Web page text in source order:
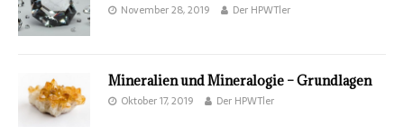
November 28, 2019 Der HPWTler
Mineralien und Mineralogie – Grundlagen
Oktober 17, 2019 Der HPWTler